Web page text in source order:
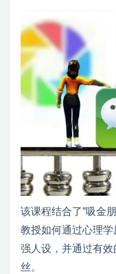
该课程结合了“吸金
教授如何通过心理
强人设，并通过有
丝。